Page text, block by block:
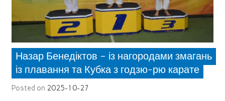
Назар Бенедіктов – із нагородами змагань
із плавання та Кубка з годзю-рю карате
Posted on 2025-10-27